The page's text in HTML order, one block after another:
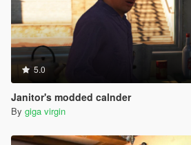
5.0
Janitor's modded calnder
By giga virgin